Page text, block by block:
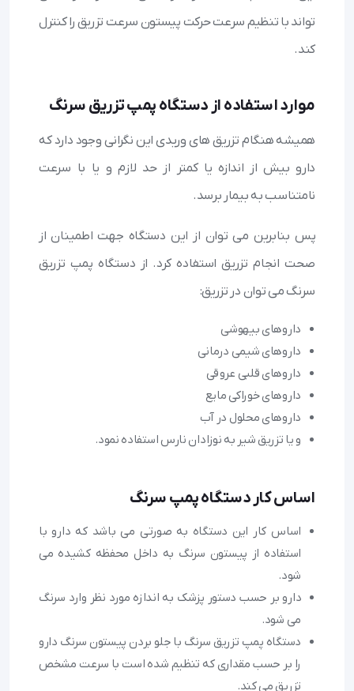
تواند با تنظیم سرعت حرکت پیستون سرعت تزریق را کنترل
کند.
موارد استفاده از دستگاه پمپ تزریق سرنگ
همیشه هنگام تزریق های وریدی این نگرانی وجود دارد که
دارو بیش از اندازه یا کمتر از حد لازم و یا با سرعت
نامتناسب به بیمار برسد.
پس بنابرین می توان از این دستگاه جهت اطمینان از
صحت انجام تزریق استفاده کرد. از دستگاه پمپ تزریق
سرنگ می توان در تزریق:
داروهای بیهوشی
داروهای شیمی درمانی
داروهای قلبی عروقی
داروهای خوراکی مایع
داروهای محلول در آب
و یا تزریق شیر به نوزادان نارس استفاده نمود.
اساس کار دستگاه پمپ سرنگ
اساس کار این دستگاه به صورتی می باشد که دارو با
استفاده از پیستون سرنگ به داخل محفظه کشیده می
شود.
دارو بر حسب دستور پزشک به اندازه مورد نظر وارد سرنگ
می شود.
دستگاه پمپ تزریق سرنگ با جلو بردن پیستون سرنگ دارو
را بر حسب مقداری که تنظیم شده است با سرعت مشخص
تزریق می کند.